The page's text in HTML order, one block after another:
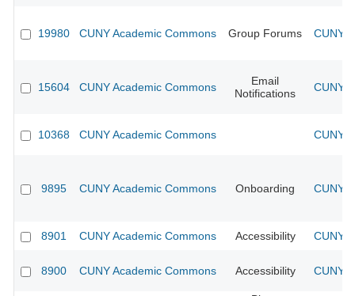
19980 CUNY Academic Commons Group Forums CUNY
15604 CUNY Academic Commons
Email
Notifications
CUNY
10368 CUNY Academic Commons CUNY
9895 CUNY Academic Commons Onboarding CUNY
8901 CUNY Academic Commons Accessibility CUNY
8900 CUNY Academic Commons Accessibility CUNY